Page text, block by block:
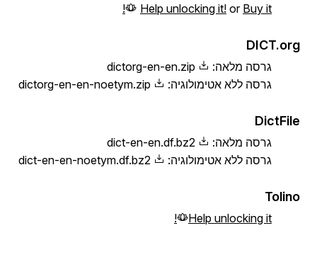
Help unlocking it! or Buy it!
DICT.org
גרסה מלאה:
dictorg-en-en.zip
גרסה ללא אטימולוגיה:
dictorg-en-en-noetym.zip
DictFile
גרסה מלאה:
dict-en-en.df.bz2
גרסה ללא אטימולוגיה:
dict-en-en-noetym.df.bz2
Tolino
Help unlocking it!